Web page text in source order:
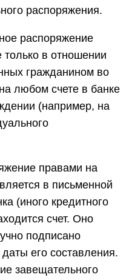
распоряжения.
распоряжение
только в отношении
гражданином во
любом счете в банке
(например, на
правами на
в письменной
(иного кредитного
счет. Оно
подписано
его составления.
завещательного